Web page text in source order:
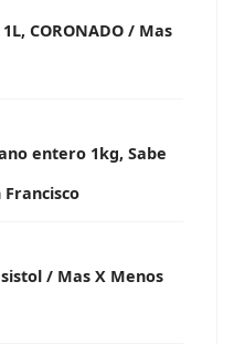
CORONADO / Mas
entero 1kg, Sabe
Francisco
/ Mas X Menos